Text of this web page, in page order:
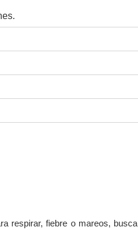
respirar, fiebre o mareos, busca